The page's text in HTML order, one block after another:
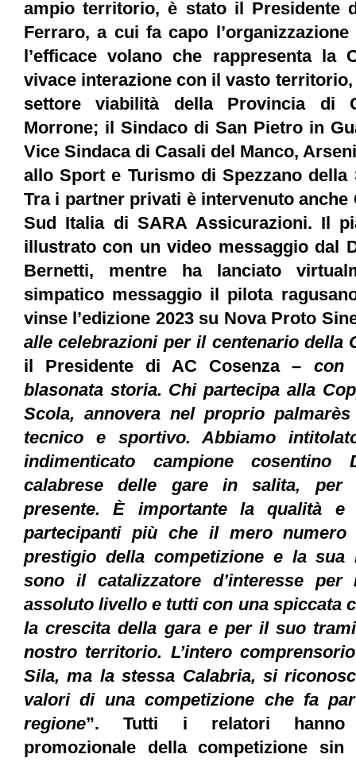
ampio territorio, è stato il Presidente
Ferraro, a cui fa capo
l’efficace volano che rappresenta
vivace interazione con il vasto
settore viabilità della Provincia di
Morrone; il Sindaco di San Pietro in
Vice Sindaca di Casali del Manco,
allo Sport e Turismo di Spezzano della
Tra i partner privati è intervenuto anche
Sud Italia di SARA Assicurazioni. Il
illustrato con un video messaggio dal
Bernetti, mentre ha lanciato
simpatico messaggio il pilota
vinse l’edizione 2023 su Nova Proto
alle celebrazioni per il centenario della
il Presidente di AC Cosenza – con
blasonata storia. Chi partecipa alla
Scola, annovera nel proprio
tecnico e sportivo. Abbiamo
indimenticato campione cosentino
calabrese delle gare in salita, per
presente. È importante la qualità
partecipanti più che il mero
prestigio della competizione e la sua
sono il catalizzatore d’interesse
assoluto livello e tutti con una spiccata
la crescita della gara e per il suo
nostro territorio. L’intero
Sila, ma la stessa Calabria, si
valori di una competizione che fa
regione”. Tutti i relatori hanno
promozionale della competizione sin